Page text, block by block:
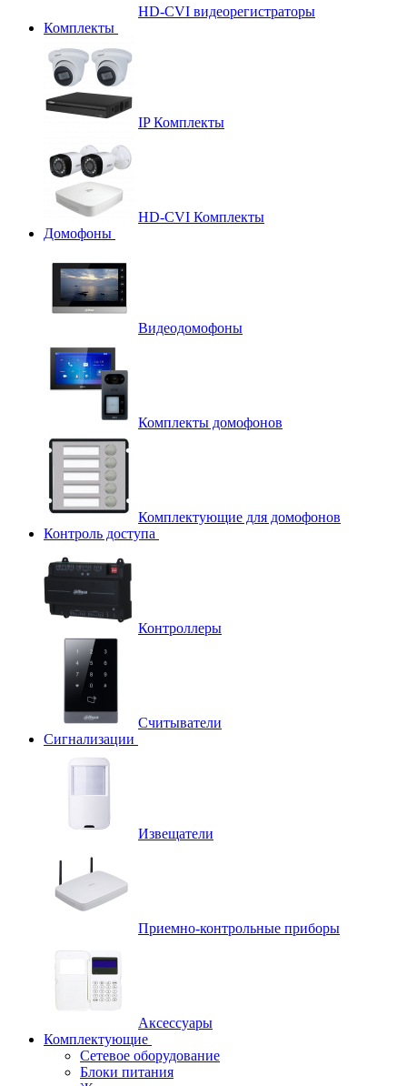
HD-CVI видеорегистраторы
Комплекты
IP Комплекты
HD-CVI Комплекты
Домофоны
Видеодомофоны
Комплекты домофонов
Комплектующие для домофонов
Контроль доступа
Контроллеры
Считыватели
Сигнализации
Извещатели
Приемно-контрольные приборы
Аксессуары
Комплектующие
Сетевое оборудование
Блоки питания